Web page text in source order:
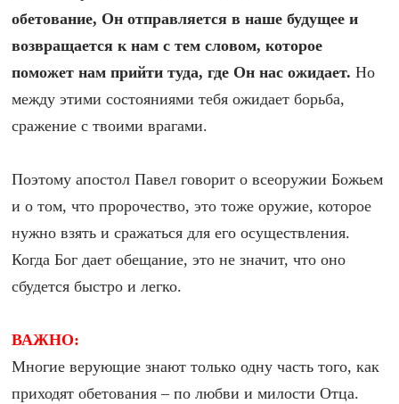
обетование, Он отправляется в наше будущее и
возвращается к нам с тем словом, которое
поможет нам прийти туда, где Он нас ожидает. Но
между этими состояниями тебя ожидает борьба,
сражение с твоими врагами.
Поэтому апостол Павел говорит о всеоружии Божьем
и о том, что пророчество, это тоже оружие, которое
нужно взять и сражаться для его осуществления.
Когда Бог дает обещание, это не значит, что оно
сбудется быстро и легко.
ВАЖНО:
Многие верующие знают только одну часть того, как
приходят обетования – по любви и милости Отца.